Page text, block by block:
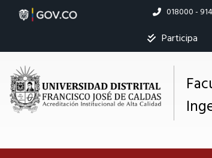
Linea
018000 -
Participa